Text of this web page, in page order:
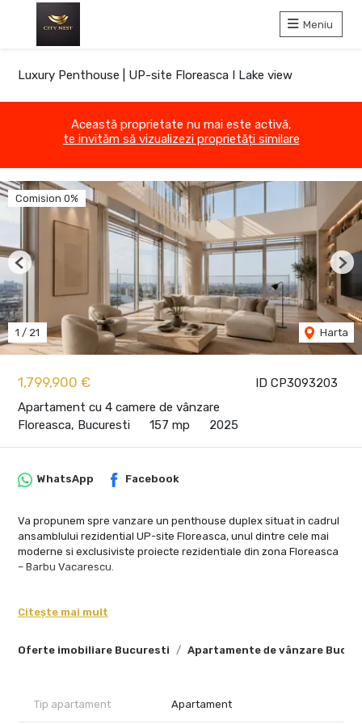
Meniu
Luxury Penthouse | UP-site Floreasca I Lake view
Această proprietate nu mai este activă,
te invităm să vizualizezi proprietăți similare
ID CP3093203
1,799,900 €
Apartament cu 4 camere de vânzare
Floreasca, Bucuresti
157 mp 2025
Comision 0%
1 / 21 Harta
Previous
Oferte imobiliare Bucuresti Apartamente de vânzare
WhatsApp Facebook
Va propunem spre vanzare un penthouse duplex situat in cadrul
ansamblului rezidential UP-site Floreasca, unul dintre cele mai
moderne si exclusiviste proiecte rezidentiale din zona Floreasca
– Barbu Vacarescu.
beneficiaza de vedere panoramica atat catre lac, cat si catre
dedicate socializarii si intimitatea spatiilor private, fiind conceput
Citește mai mult
Tip apartament Apartament